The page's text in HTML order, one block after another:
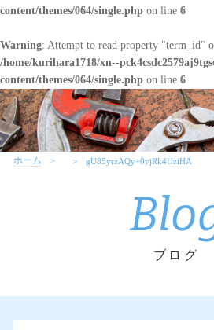
content/themes/064/single.php on line 6
Warning: Attempt to read property "term_id"
/home/kurihara1718/xn--
content/themes/064/single.php on line 6
ホーム gU85yrzAQy+0vjRk4UziHA
ブログ